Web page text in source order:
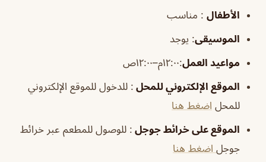
الأطفال : مناسب
الموسيقى: يوجد
مواعيد العمل:١٢:٠٠م–١٢:٠٠ص
الموقع الإلكتروني للمحل : للدخول للموقع الإلكتروني
للمحل اضغط هنا
الموقع على خرائط جوجل : للوصول للمطعم عبر خرائط
جوجل اضغط هنا